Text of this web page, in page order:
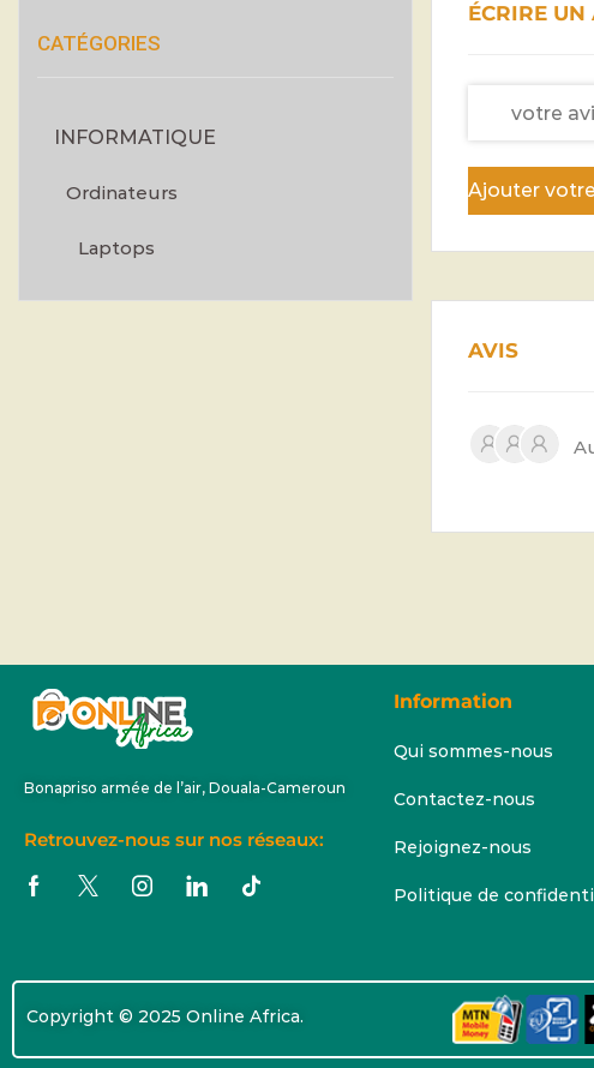
ÉCRIRE UN
Ajouter
AVIS
CATÉGORIES
INFORMATIQUE
Ordinateurs
Laptops
Bonapriso armée de l’air, Douala-Cameroun
Retrouvez-nous sur nos réseaux:
Information
Qui sommes-nous
Contactez-nous
Rejoignez-nous
Politique de
Copyright © 2025 Online Africa.